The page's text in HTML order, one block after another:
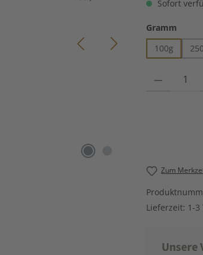
Sofort
Gramm
100g
Produkt
Zum
Lieferzeit: 1-3
Unsere